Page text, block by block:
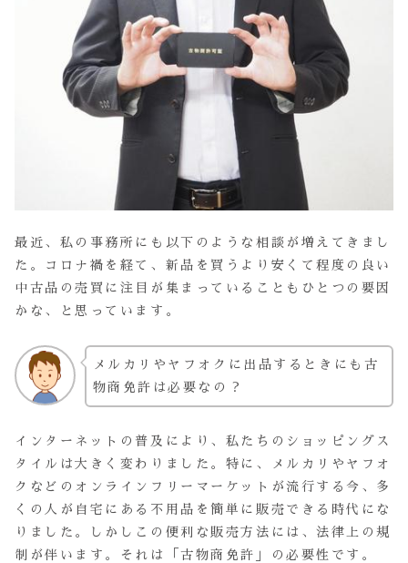
最近、私の事務所にも以下のような相談が増えてきまし
た。コロナ禍を経て、新品を買うより安くて程度の良い
中古品の売買に注目が集まっていることもひとつの要因
かな、と思っています。
メルカリやヤフオクに出品するときにも古
物商免許は必要なの？
インターネットの普及により、私たちのショッピングス
タイルは大きく変わりました。特に、メルカリやヤフオ
クなどのオンラインフリーマーケットが流行する今、多
くの人が自宅にある不用品を簡単に販売できる時代にな
りました。しかしこの便利な販売方法には、法律上の規
制が伴います。それは「古物商免許」の必要性です。